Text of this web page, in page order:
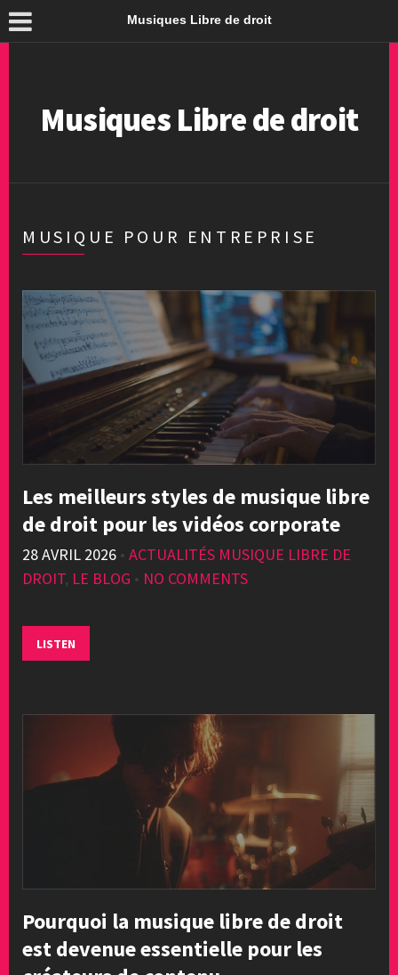
Musiques Libre de droit
Musiques Libre de droit
MUSIQUE POUR ENTREPRISE
Les meilleurs styles de musique libre
de droit pour les vidéos corporate
28 AVRIL 2026 • ACTUALITÉS MUSIQUE LIBRE DE
DROIT, LE BLOG • NO COMMENTS
LISTEN
Pourquoi la musique libre de droit
est devenue essentielle pour les